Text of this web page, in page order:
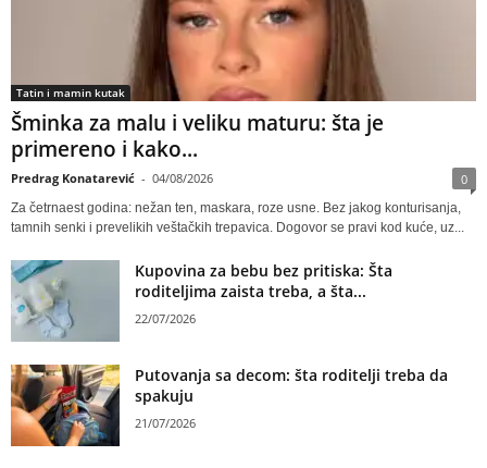
Tatin i mamin kutak
Šminka za malu i veliku maturu: šta je
primereno i kako...
Predrag Konatarević - 04/08/2026 0
Za četrnaest godina: nežan ten, maskara, roze usne. Bez jakog konturisanja,
tamnih senki i prevelikih veštačkih trepavica. Dogovor se pravi kod kuće, uz...
Kupovina za bebu bez pritiska: Šta
roditeljima zaista treba, a šta...
22/07/2026
Putovanja sa decom: šta roditelji treba da
spakuju
21/07/2026